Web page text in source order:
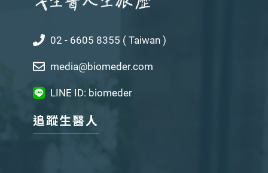
02 - 6605 8355 ( Taiwan )
media@biomeder.com
LINE ID: biomeder
追蹤生醫人